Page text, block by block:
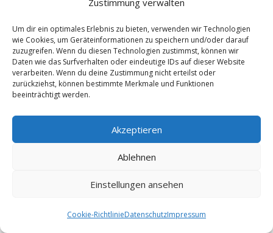
Zustimmung verwalten
Um dir ein optimales Erlebnis zu bieten, verwenden wir Technologien
wie Cookies, um Geräteinformationen zu speichern und/oder darauf
zuzugreifen. Wenn du diesen Technologien zustimmst, können wir
Daten wie das Surfverhalten oder eindeutige IDs auf dieser Website
verarbeiten. Wenn du deine Zustimmung nicht erteilst oder
zurückziehst, können bestimmte Merkmale und Funktionen
beeinträchtigt werden.
Akzeptieren
Ablehnen
Einstellungen ansehen
Cookie-RichtlinieDatenschutzImpressum
Laubach bei Kastellaun (4.59 km)
Argenthal (4.6 km)
Lingerhahn
Hunsrück
Perscheid (5 km)
Pfalzfeld Hunsrück